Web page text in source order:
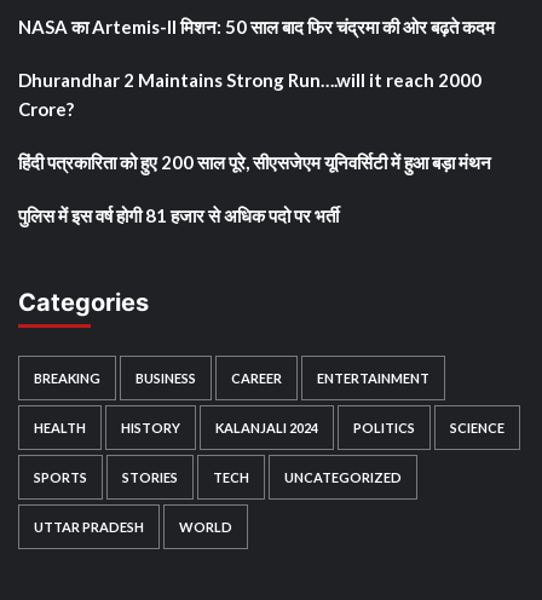
NASA का Artemis-II मिशन: 50 साल बाद फिर चंद्रमा की ओर बढ़ते कदम
Dhurandhar 2 Maintains Strong Run….will it reach 2000
Crore?
हिंदी पत्रकारिता को हुए 200 साल पूरे, सीएसजेएम यूनिवर्सिटी में हुआ बड़ा मंथन
पुलिस में इस वर्ष होगी 81 हजार से अधिक पदो पर भर्ती
Categories
BREAKING BUSINESS CAREER ENTERTAINMENT
HEALTH HISTORY KALANJALI 2024 POLITICS SCIENCE
SPORTS STORIES TECH UNCATEGORIZED
UTTAR PRADESH WORLD